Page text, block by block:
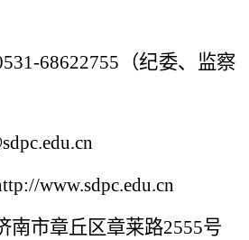
68622755 （纪委、监察
sdpc.edu.cn
www.sdpc.edu.cn
南市章丘区章莱路2555号